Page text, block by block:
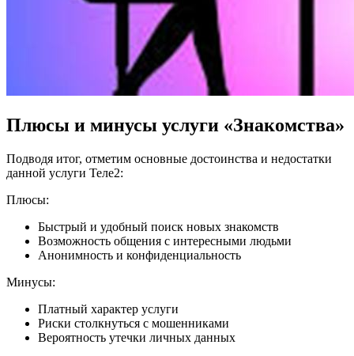
Плюсы и минусы услуги «Знакомства»
Подводя итог, отметим основные достоинства и недостатки
данной услуги Теле2:
Плюсы:
Быстрый и удобный поиск новых знакомств
Возможность общения с интересными людьми
Анонимность и конфиденциальность
Минусы:
Платный характер услуги
Риски столкнуться с мошенниками
Вероятность утечки личных данных